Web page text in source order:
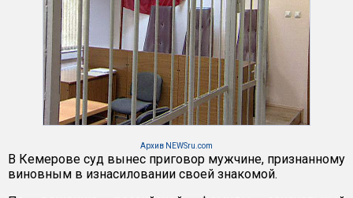
Архив NEWSru.com
В Кемерове суд вынес приговор мужчине, признанному
виновным в изнасиловании своей знакомой.